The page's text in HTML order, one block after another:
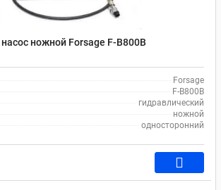
ножной Forsage F-B800B
Forsage
F-B800B
гидравлический
ножной
односторонний